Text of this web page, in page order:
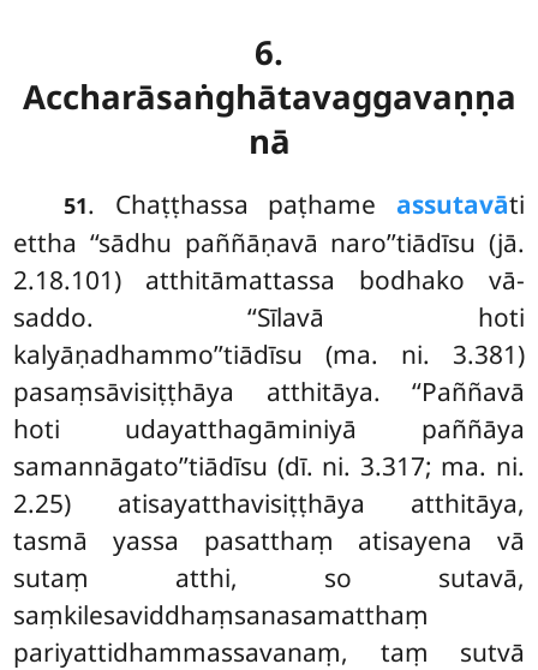
6.
Accharāsaṅghātavaggavaṇṇa
nā
51. Chaṭṭhassa paṭhame assutavāti
ettha ‘‘sādhu paññāṇavā naro’’tiādīsu (jā.
2.18.101) atthitāmattassa bodhako vā-
saddo. ‘‘Sīlavā hoti
kalyāṇadhammo’’tiādīsu (ma. ni. 3.381)
pasaṃsāvisiṭṭhāya atthitāya. ‘‘Paññavā
hoti udayatthagāminiyā paññāya
samannāgato’’tiādīsu (dī. ni. 3.317; ma. ni.
2.25) atisayatthavisiṭṭhāya atthitāya,
tasmā yassa pasatthaṃ atisayena vā
sutaṃ atthi, so sutavā,
saṃkilesaviddhaṃsanasamatthaṃ
pariyattidhammassavanaṃ, taṃ sutvā